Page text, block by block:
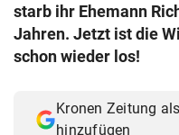
starb ihr Ehemann
Jahren. Jetzt ist die
schon wieder los!
Kronen Zeitung
hinzufügen